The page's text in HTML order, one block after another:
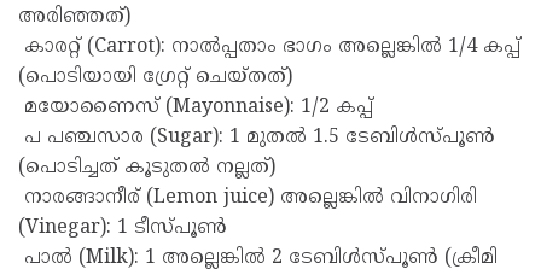
അരിഞ്ഞത്)
കാരറ്റ് (Carrot): നാൽപ്പതാം ഭാഗം അല്ലെങ്കിൽ 1/4 കപ്പ്
(പൊടിയായി ഗ്രേറ്റ് ചെയ്തത്)
മയോണൈസ് (Mayonnaise): 1/2 കപ്പ്
പ പഞ്ചസാര (Sugar): 1 മുതൽ 1.5 ടേബിൾസ്പൂൺ
(പൊടിച്ചത് കൂടുതൽ നല്ലത്)
നാരങ്ങാനീര് (Lemon juice) അല്ലെങ്കിൽ വിനാഗിരി
(Vinegar): 1 ടീസ്പൂൺ
പാൽ (Milk): 1 അല്ലെങ്കിൽ 2 ടേബിൾസ്പൂൺ (ക്രീമി